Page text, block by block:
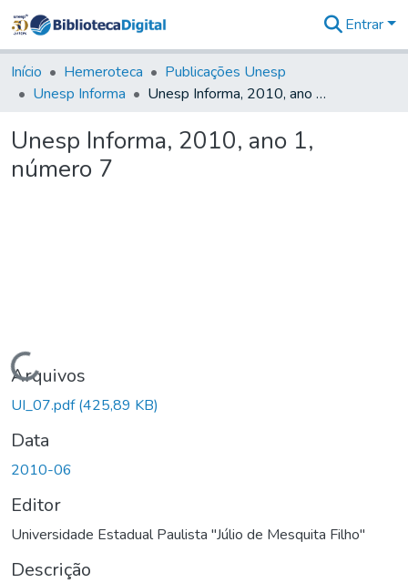
&
Coleções
Tudo na
Digital
Entrar
Início Hemeroteca
Publicações Unesp
Unesp Informa
Unesp Informa, 2010, ano 1, número 7
Unesp Informa, 2010, ano 1,
número 7
Carregando...
Arquivos
UI_07.pdf(425,89 KB)
Data
2010-06
Editor
Universidade Estadual Paulista "Júlio de Mesquita Filho"
Descrição